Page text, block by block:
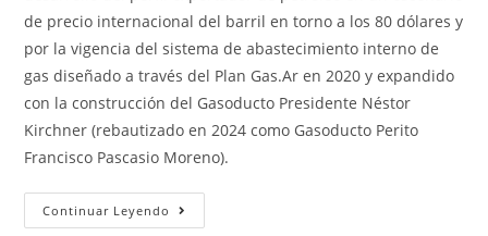
de precio internacional del barril en torno a los 80 dólares y
por la vigencia del sistema de abastecimiento interno de
gas diseñado a través del Plan Gas.Ar en 2020 y expandido
con la construcción del Gasoducto Presidente Néstor
Kirchner (rebautizado en 2024 como Gasoducto Perito
Francisco Pascasio Moreno).
Continuar Leyendo